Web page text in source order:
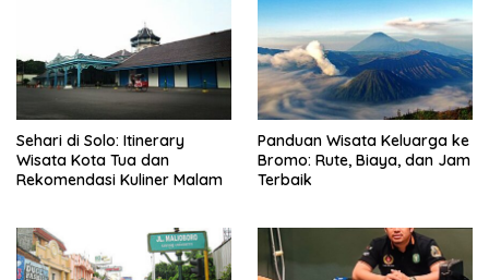
Sehari di Solo: Itinerary
Wisata Kota Tua dan
Rekomendasi Kuliner Malam
Panduan Wisata Keluarga ke
Bromo: Rute, Biaya, dan Jam
Terbaik